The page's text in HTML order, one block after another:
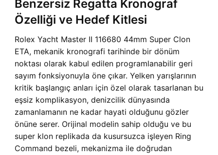
Benzersiz Regatta Kronograf
Özelliği ve Hedef Kitlesi
Rolex Yacht Master II 116680 44mm Super Clon
ETA, mekanik kronografi tarihinde bir dönüm
noktası olarak kabul edilen programlanabilir geri
sayım fonksiyonuyla öne çıkar. Yelken yarışlarının
kritik başlangıç anları için özel olarak tasarlanan bu
eşsiz komplikasyon, denizcilik dünyasında
zamanlamanın ne kadar hayati olduğunu gözler
önüne serer. Orijinal modelin sahip olduğu ve bu
super klon replikada da kusursuzca işleyen Ring
Command bezeli, mekanizma ile doğrudan